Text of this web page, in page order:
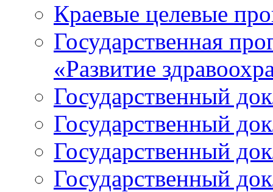
Краевые целевые
Государственная
«Развитие
Государственный
Государственный
Государственный
Государственный